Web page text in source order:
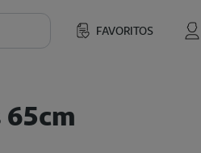
FAVORITOS